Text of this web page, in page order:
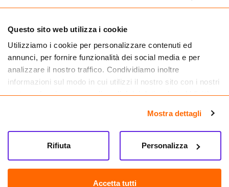
Questo sito web utilizza i cookie
Utilizziamo i cookie per personalizzare contenuti ed
annunci, per fornire funzionalità dei social media e per
analizzare il nostro traffico. Condividiamo inoltre
informazioni sul modo in cui utilizzi il nostro sito con i nostri
partner che si occupano di analisi dei dati web, pubblicità e
informazioni che hai fornito loro o che hanno raccolto dal
tuo utilizzo dei loro servizi.
Mostra dettagli
Accetta tutti
Personalizza
Rifiuta
Farma.it S.a.s. P. IVA 07417261216 REA: NA-884088
CREDITS
Sede legale Via delle Repubbliche Marinare 128, 80147 Napoli